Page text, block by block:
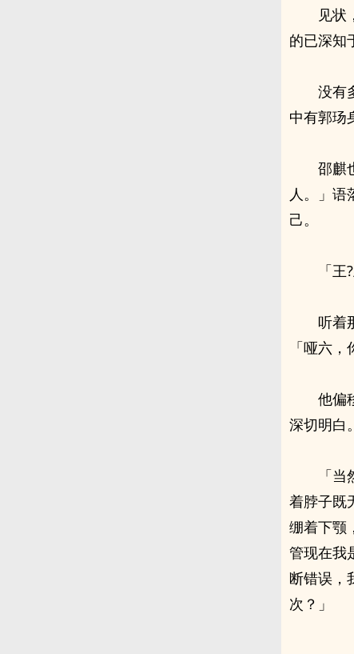
见状
的已深知
没有
中有郭玚
邵麒
人。」语
己。
「
听着
「哑六，
他偏
深切明白
「
着脖子既
绷着下颚
管现在我
断错误，
次？」